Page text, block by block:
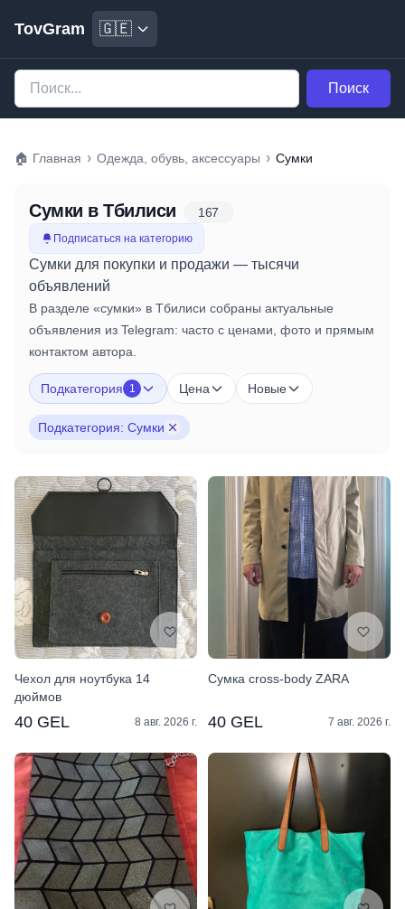
TovGram 🇬🇪
Поиск
🏠 Главная › Одежда, обувь, аксессуары › Сумки
Сумки в Тбилиси 167
Подписаться на категорию
Сумки для покупки и продажи — тысячи
объявлений
В разделе «сумки» в Тбилиси собраны актуальные
объявления из Telegram: часто с ценами, фото и прямым
контактом автора.
Подкатегория 1 Цена Новые
Подкатегория: Сумки
Чехол для ноутбука 14
дюймов
40 GEL 8 авг. 2026 г.
Сумка cross-body ZARA
40 GEL 7 авг. 2026 г.